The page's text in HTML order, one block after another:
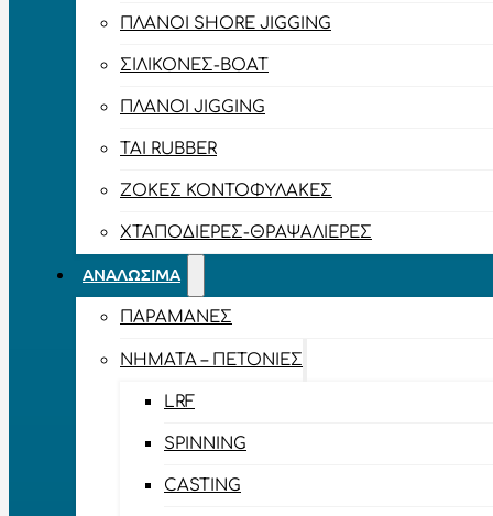
ΠΛΆΝΟΙ SHORE JIGGING
ΣΙΛΙΚΌΝΕΣ-BOAT
ΠΛΆΝΟΙ JIGGING
TAI RUBBER
ΖΌΚΕΣ ΚΟΝΤΟΦΎΛΑΚΕΣ
ΧΤΑΠΟΔΙΈΡΕΣ-ΘΡΑΨΑΛΙΈΡΕΣ
ΑΝΑΛΏΣΙΜΑ
ΠΑΡΑΜΆΝΕΣ
ΝΉΜΑΤΑ – ΠΕΤΟΝΙΈΣ
LRF
SPINNING
CASTING